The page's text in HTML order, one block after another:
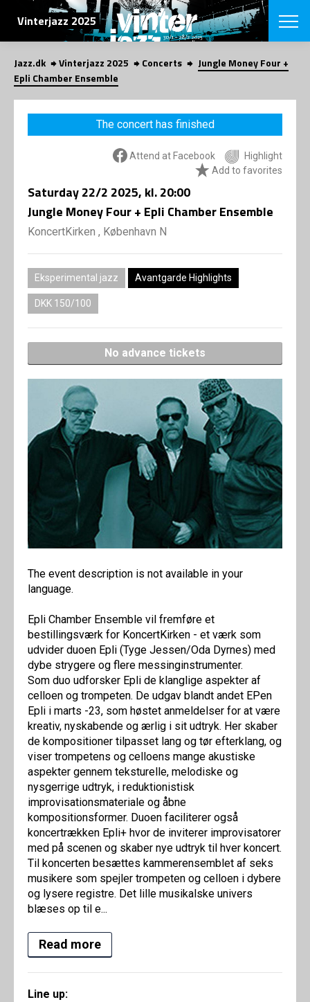
SEARCH
Vinterjazz 2025
Danish
CHOOSE
VINTERJAZZ
Themes
LOCATIONS
Venues &
About us
Jazz.dk Vinterjazz 2025 Concerts
Jungle Money Four +
Epli Chamber Ensemble
The concert has finished
Attend at Facebook
Highlight
Add to favorites
Saturday22/2 2025, kl. 20:00
Jungle Money Four + Epli Chamber Ensemble
KoncertKirken , København N
Eksperimental jazz Avantgarde Highlights
DKK 150/100
No advance tickets
The event description is not available in your
language.
Epli Chamber Ensemble vil fremføre et
bestillingsværk for KoncertKirken - et værk som
udvider duoen Epli (Tyge Jessen/Oda Dyrnes) med
dybe strygere og flere messinginstrumenter.
Som duo udforsker Epli de klanglige aspekter af
celloen og trompeten. De udgav blandt andet EPen
Epli i marts -23, som høstet anmeldelser for at være
kreativ, nyskabende og ærlig i sit udtryk. Her skaber
de kompositioner tilpasset lang og tør efterklang, og
viser trompetens og celloens mange akustiske
aspekter gennem teksturelle, melodiske og
nysgerrige udtryk, i reduktionistisk
improvisationsmateriale og åbne
kompositionsformer. Duoen faciliterer også
koncertrækken Epli+ hvor de inviterer improvisatorer
med på scenen og skaber nye udtryk til hver koncert.
Til koncerten besættes kammerensemblet af seks
musikere som spejler trompeten og celloen i dybere
og lysere registre. Det lille musikalske univers
blæses op til e...
Read more
Line up: